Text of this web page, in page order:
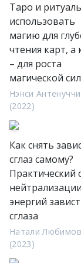
Таро и
использовать
магию для
чтения карт, а
– для роста
магической
Нэнси Антенуччи
(2022)
Как снять
сглаз самому?
Практический
нейтрализации
энергий
сглаза
Натали
(2023)